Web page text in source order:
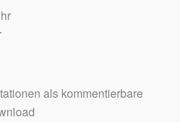
als kommentierbare